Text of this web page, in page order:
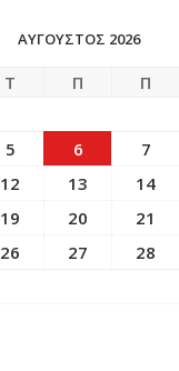
ΑΎΓΟΥΣΤΟΣ 2026
Τ Π Π
5 6 7
12 13 14
19 20 21
26 27 28